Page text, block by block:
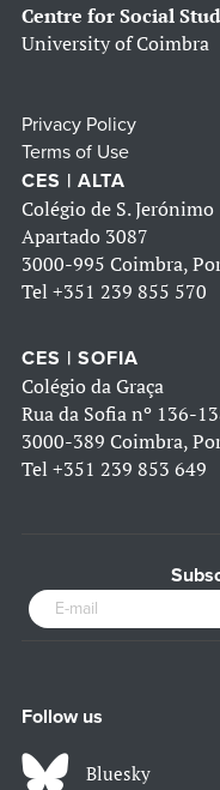
Centre for Social
University of Coimbra
Privacy Policy
Terms of Use
CES | ALTA
Colégio de S. Jerónimo
Apartado 3087
3000-995 Coimbra,
Tel +351 239 855 570
CES | SOFIA
Colégio da Graça
Rua da Sofia nº 136-
3000-389 Coimbra,
Tel +351 239 853 649
Follow us
Bluesky